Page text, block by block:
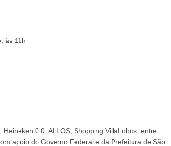
às 11h
0.0, ALLOS, Shopping VillaLobos, entre
apoio do Governo Federal e da Prefeitura de São